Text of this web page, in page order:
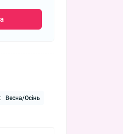
Весна/Осінь